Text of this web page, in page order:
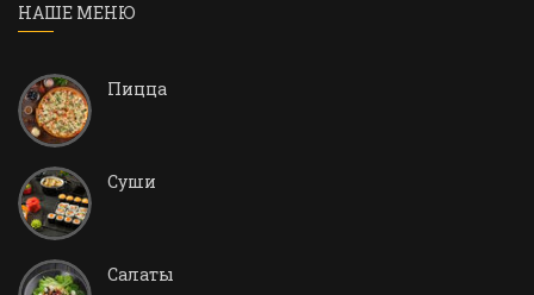
НАШЕ МЕНЮ
Пицца
Суши
Салаты